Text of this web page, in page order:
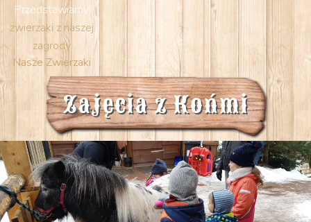
Przedstawiamy
zwierzaki z naszej
zagrody
Nasze Zwierzaki
Zajęcia z Końmi